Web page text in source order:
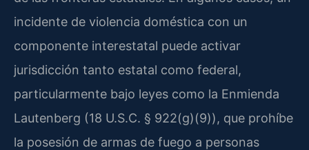
incidente de violencia doméstica con un
componente interestatal puede activar
jurisdicción tanto estatal como federal,
particularmente bajo leyes como la Enmienda
Lautenberg (18 U.S.C. § 922(g)(9)), que prohíbe
la posesión de armas de fuego a personas